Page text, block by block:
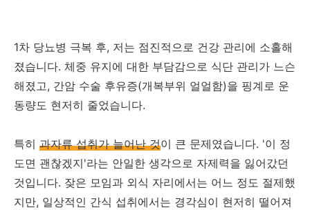
1차 당뇨병 극복 후, 저는 점진적으로 건강 관리에 소홀해
졌습니다. 체중 유지에 대한 부담감으로 식단 관리가 느슨
해졌고, 간암 수술 후유증(개복부위 얼얼함)을 핑계로 운
동량도 현저히 줄었습니다.
특히 과자류 섭취가 늘어난 것이 큰 문제였습니다. '이 정
도면 괜찮겠지'라는 안일한 생각으로 자제력을 잃어갔던
것입니다. 잦은 모임과 외식 자리에서는 어느 정도 절제했
지만, 일상적인 간식 섭취에서는 경각심이 현저히 떨어져